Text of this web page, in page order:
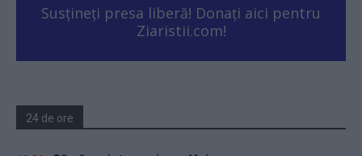
Susțineți presa liberă! Donați aici pentru
Ziaristii.com!
24 de ore